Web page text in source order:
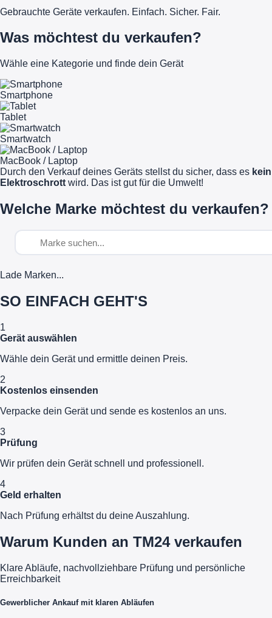
Gebrauchte Geräte verkaufen. Einfach. Sicher. Fair.
Was möchtest du verkaufen?
Wähle eine Kategorie und finde dein Gerät
Smartphone
Tablet
Smartwatch
MacBook / Laptop
Durch den Verkauf deines Geräts stellst du sicher, dass es kein
Elektroschrott wird. Das ist gut für die Umwelt!
Welche Marke möchtest du verkaufen?
Lade Marken...
SO EINFACH GEHT'S
1
Gerät auswählen
Wähle dein Gerät und ermittle deinen Preis.
2
Kostenlos einsenden
Verpacke dein Gerät und sende es kostenlos an uns.
3
Prüfung
Wir prüfen dein Gerät schnell und professionell.
4
Geld erhalten
Nach Prüfung erhältst du deine Auszahlung.
Warum Kunden an TM24 verkaufen
Klare Abläufe, nachvollziehbare Prüfung und persönliche
Erreichbarkeit
Gewerblicher Ankauf mit klaren Abläufen